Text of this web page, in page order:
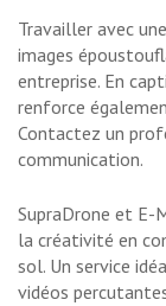
Travailler avec
images
entreprise. En
renforce
Contactez un
communication.
SupraDrone et E-
la créativité en
sol. Un service
vidéos